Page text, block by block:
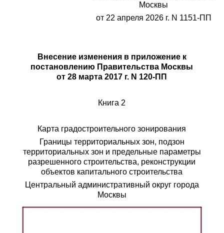
Москвы
от 22 апреля 2026 г. N 1151-ПП
Внесение изменения в приложение к
постановлению Правительства Москвы
от 28 марта 2017 г. N 120-ПП
Книга 2
Карта градостроительного зонирования
Границы территориальных зон, подзон
территориальных зон и предельные параметры
разрешенного строительства, реконструкции
объектов капитального строительства
Центральный административный округ города
Москвы